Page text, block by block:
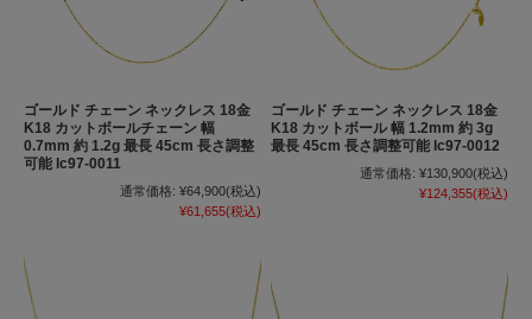
ゴールド チェーン ネックレス 18金
K18 カットボールチェーン 幅
0.7mm 約 1.2g 最長 45cm 長さ調整
可能 lc97-0011
通常価格: ¥64,900(税込)
¥61,655(税込)
ゴールド チェーン ネックレス 18金
K18 カットボール 幅 1.2mm 約 3g
最長 45cm 長さ調整可能 lc97-0012
通常価格: ¥130,900(税込)
¥124,355(税込)